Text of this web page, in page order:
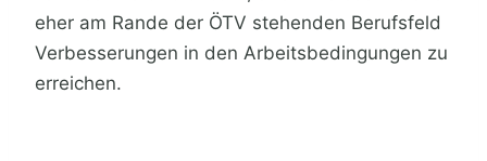
eher am Rande der ÖTV stehenden Berufsfeld
Verbesserungen in den Arbeitsbedingungen zu
erreichen.